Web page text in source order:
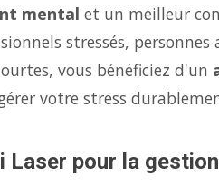
mental et un meilleur
stressés,
vous bénéficiez d'un
votre stress
Laser pour la